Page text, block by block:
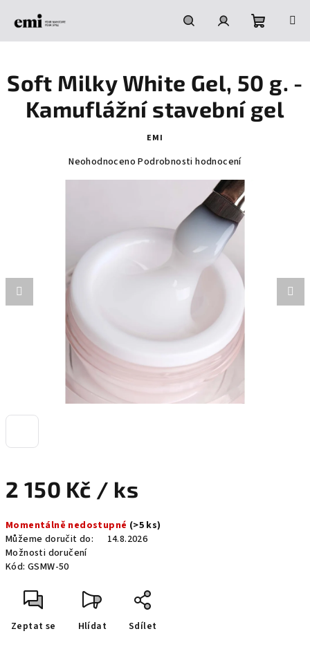
HledatPřihlášeníNákupní
košík
2 150 Kč / ks
cena:
Momentálně nedostupné (>5 ks)
Můžeme doručit do:
14.8.2026
Možnosti doručení
Kód: GSMW-50
Zeptat se Hlídat Sdílet
Soft Milky White Gel, 50 g. -
Kamuflážní stavební gel
EMI
Průměrné
hvězdiček.
Neohodnoceno Podrobnosti hodnocení